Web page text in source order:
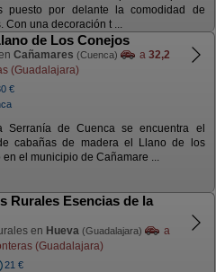
puesto por delante la comodidad de
Con una decoración t ...
de Los Conejos
Cañamares (Cuenca) a 32,2
(Guadalajara)
€
Serranía de Cuenca se encuentra el
cabañas de madera el Llano de los
el municipio de Cañamare ...
Rurales Esencias de la
en Hueva (Guadalajara)
a
(Guadalajara)
21 €